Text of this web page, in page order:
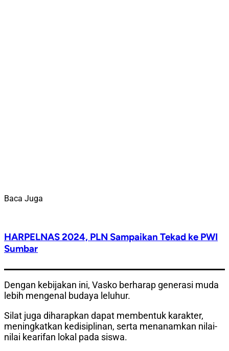
Baca Juga
HARPELNAS 2024, PLN Sampaikan Tekad ke PWI
Sumbar
Dengan kebijakan ini, Vasko berharap generasi muda
lebih mengenal budaya leluhur.
Silat juga diharapkan dapat membentuk karakter,
meningkatkan kedisiplinan, serta menanamkan nilai-
nilai kearifan lokal pada siswa.